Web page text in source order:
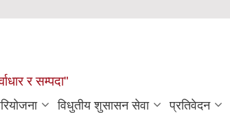
र सम्पदा"
विधुतीय शुसासन सेवा प्रतिवेदन